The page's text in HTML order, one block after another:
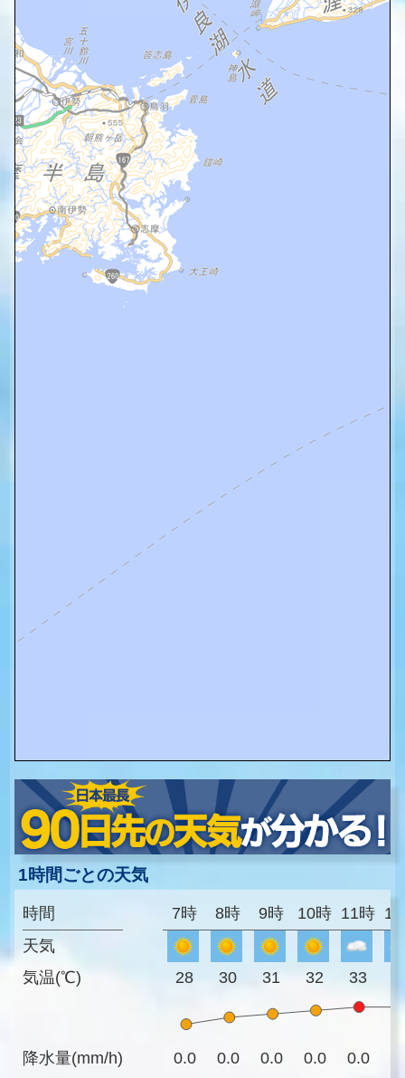
1時間ごとの天気
時間
天気
気温(℃)
降水量(mm/h)
7時 8時 9時 10時 11時
28 30 31 32 33
0.0 0.0 0.0 0.0 0.0